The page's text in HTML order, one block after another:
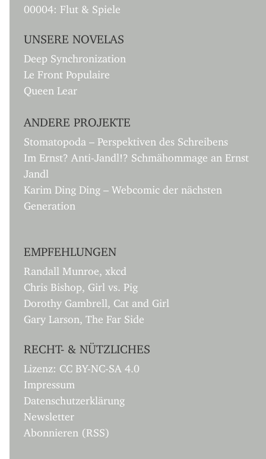
00004: Flut & Spiele
UNSERE NOVELAS
Deep Synchronization
Le Front Populaire
Queen Lear
ANDERE PROJEKTE
Stomatopoda – Perspektiven des Schreibens
Im Ernst? Anti-Jandl!? Schmähommage an Ernst
Jandl
Karim Ding Ding – Webcomic der nächsten
Generation
EMPFEHLUNGEN
Randall Munroe, xkcd
Chris Bishop, Girl vs. Pig
Dorothy Gambrell, Cat and Girl
Gary Larson, The Far Side
RECHT- & NÜTZLICHES
Lizenz: CC BY-NC-SA 4.0
Impressum
Datenschutzerklärung
Newsletter
Abonnieren (RSS)